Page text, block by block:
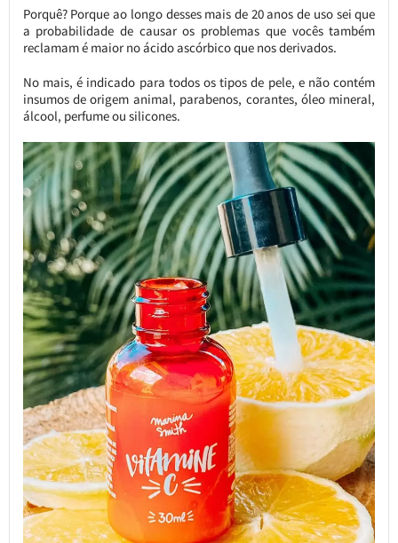
Porquê? Porque ao longo desses mais de 20 anos de uso sei que
a probabilidade de causar os problemas que vocês também
reclamam é maior no ácido ascórbico que nos derivados.
No mais, é indicado para todos os tipos de pele, e não contém
insumos de origem animal, parabenos, corantes, óleo mineral,
álcool, perfume ou silicones.